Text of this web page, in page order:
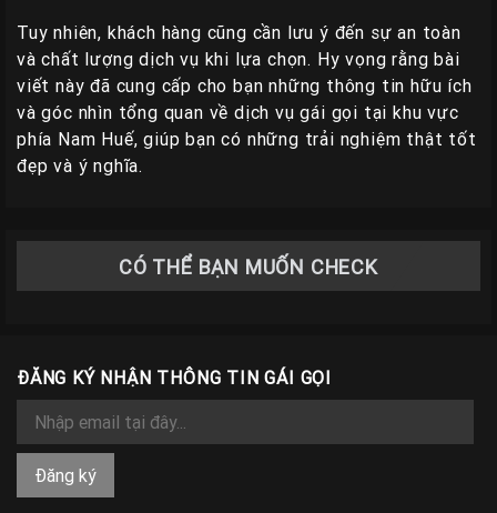
Tuy nhiên, khách hàng cũng cần lưu ý đến sự an toàn
và chất lượng dịch vụ khi lựa chọn. Hy vọng rằng bài
viết này đã cung cấp cho bạn những thông tin hữu ích
và góc nhìn tổng quan về dịch vụ gái gọi tại khu vực
phía Nam Huế, giúp bạn có những trải nghiệm thật tốt
đẹp và ý nghĩa.
CÓ THỂ BẠN MUỐN CHECK
ĐĂNG KÝ NHẬN THÔNG TIN GÁI GỌI